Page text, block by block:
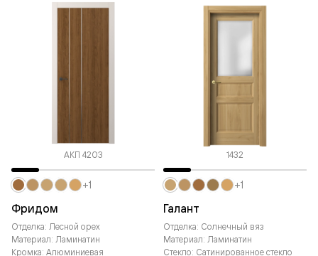
АКП 4203
Фридом
Отделка: Лесной орех
Материал: Ламинатин
Кромка: Алюминиевая
+1
1432
Галант
Отделка: Солнечный вяз
Материал: Ламинатин
Стекло: Сатинированное стекло
+1